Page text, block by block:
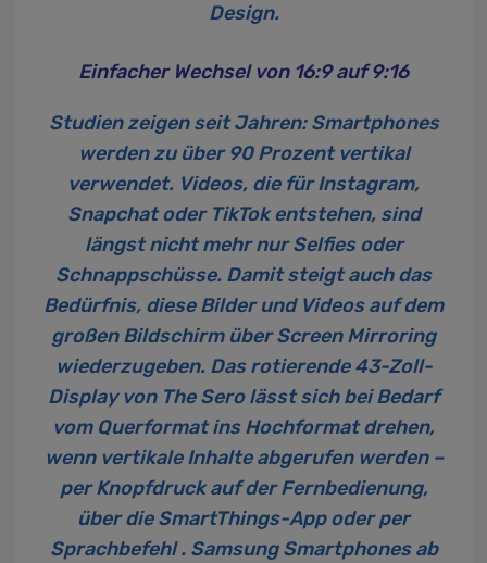
Design.
Einfacher Wechsel von 16:9 auf 9:16
Studien zeigen seit Jahren: Smartphones
werden zu über 90 Prozent vertikal
verwendet. Videos, die für Instagram,
Snapchat oder TikTok entstehen, sind
längst nicht mehr nur Selfies oder
Schnappschüsse. Damit steigt auch das
Bedürfnis, diese Bilder und Videos auf dem
großen Bildschirm über Screen Mirroring
wiederzugeben. Das rotierende 43-Zoll-
Display von The Sero lässt sich bei Bedarf
vom Querformat ins Hochformat drehen,
wenn vertikale Inhalte abgerufen werden –
per Knopfdruck auf der Fernbedienung,
über die SmartThings-App oder per
Sprachbefehl . Samsung Smartphones ab